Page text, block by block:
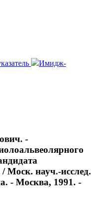
Имидж-
-
Моск. науч.-исслед.
- Москва, 1991. -